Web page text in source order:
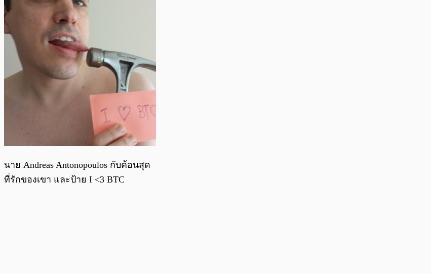
นาย Andreas Antonopoulos กับค้อนสุด
ที่รักของเขา และป้าย I <3 BTC